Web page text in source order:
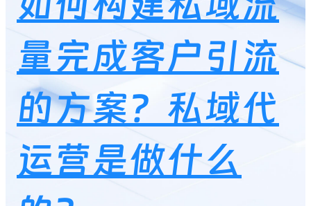
量完成客户引流
的方案？私域代
运营是做什么